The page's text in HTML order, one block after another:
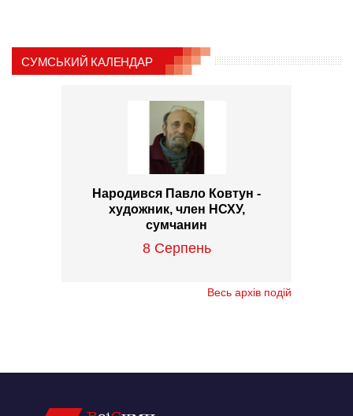
СУМСЬКИЙ КАЛЕНДАР
Народився Павло Ковтун -
художник, член НСХУ,
сумчанин
8 Серпень
Весь архів подій